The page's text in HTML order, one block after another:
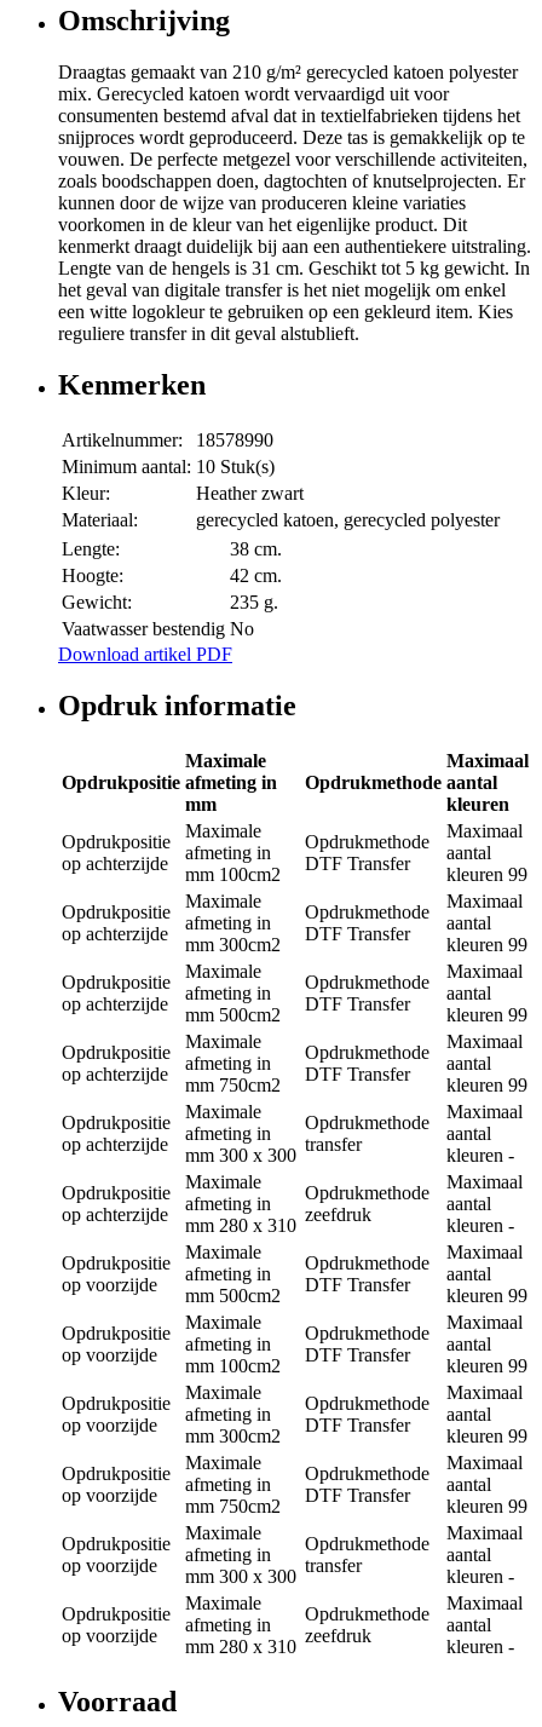
Omschrijving
Draagtas gemaakt van 210 g/m² gerecycled katoen polyester
mix. Gerecycled katoen wordt vervaardigd uit voor
consumenten bestemd afval dat in textielfabrieken tijdens het
snijproces wordt geproduceerd. Deze tas is gemakkelijk op te
vouwen. De perfecte metgezel voor verschillende activiteiten,
zoals boodschappen doen, dagtochten of knutselprojecten. Er
kunnen door de wijze van produceren kleine variaties
voorkomen in de kleur van het eigenlijke product. Dit
kenmerkt draagt duidelijk bij aan een authentiekere uitstraling.
Lengte van de hengels is 31 cm. Geschikt tot 5 kg gewicht. In
het geval van digitale transfer is het niet mogelijk om enkel
een witte logokleur te gebruiken op een gekleurd item. Kies
reguliere transfer in dit geval alstublieft.
Kenmerken
Artikelnummer:
18578990
Minimum aantal: 10 Stuk(s)
Kleur:
Heather zwart
Materiaal:
gerecycled katoen, gerecycled polyester
Lengte:
38 cm.
Hoogte:
42 cm.
Gewicht:
235 g.
Vaatwasser bestendig No
Download artikel PDF
Opdruk informatie
Opdrukpositie
Maximale
afmeting in
mm
Opdrukmethode
Maximaal
aantal
kleuren
Opdrukpositie
op achterzijde
Maximale
afmeting in
mm 100cm2
Opdrukmethode
DTF Transfer
Maximaal
aantal
kleuren 99
Opdrukpositie
op achterzijde
Maximale
afmeting in
mm 300cm2
Opdrukmethode
DTF Transfer
Maximaal
aantal
kleuren 99
Opdrukpositie
op achterzijde
Maximale
afmeting in
mm 500cm2
Opdrukmethode
DTF Transfer
Maximaal
aantal
kleuren 99
Opdrukpositie
op achterzijde
Maximale
afmeting in
mm 750cm2
Opdrukmethode
DTF Transfer
Maximaal
aantal
kleuren 99
Opdrukpositie
op achterzijde
Maximale
afmeting in
mm 300 x 300
Opdrukmethode
transfer
Maximaal
aantal
kleuren -
Opdrukpositie
op achterzijde
Maximale
afmeting in
mm 280 x 310
Opdrukmethode
zeefdruk
Maximaal
aantal
kleuren -
Opdrukpositie
op voorzijde
Maximale
afmeting in
mm 500cm2
Opdrukmethode
DTF Transfer
Maximaal
aantal
kleuren 99
Opdrukpositie
op voorzijde
Maximale
afmeting in
mm 100cm2
Opdrukmethode
DTF Transfer
Maximaal
aantal
kleuren 99
Opdrukpositie
op voorzijde
Maximale
afmeting in
mm 300cm2
Opdrukmethode
DTF Transfer
Maximaal
aantal
kleuren 99
Opdrukpositie
op voorzijde
Maximale
afmeting in
mm 750cm2
Opdrukmethode
DTF Transfer
Maximaal
aantal
kleuren 99
Opdrukpositie
op voorzijde
Maximale
afmeting in
mm 300 x 300
Opdrukmethode
transfer
Maximaal
aantal
kleuren -
Opdrukpositie
op voorzijde
Maximale
afmeting in
mm 280 x 310
Opdrukmethode
zeefdruk
Maximaal
aantal
kleuren -
Voorraad